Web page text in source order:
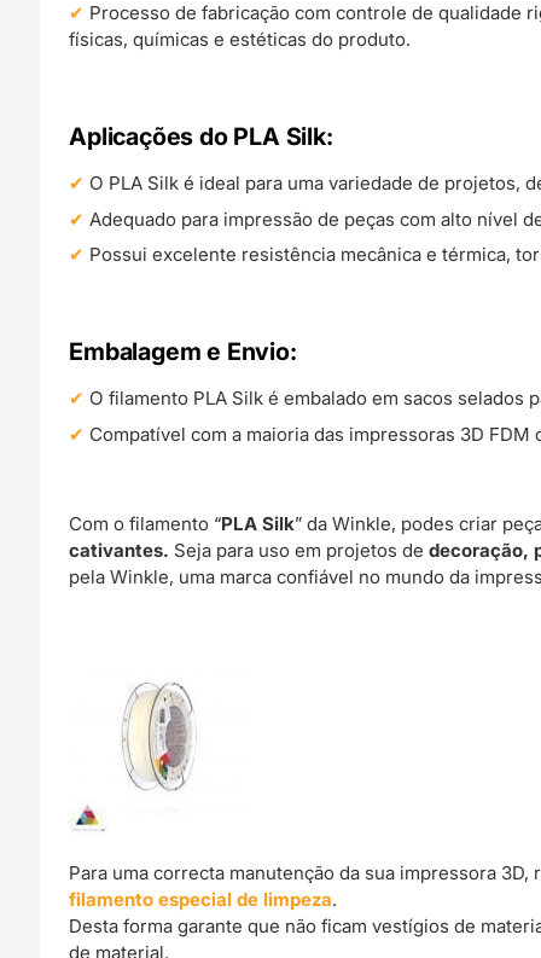
Processo de fabricação com controle de qualidade
físicas, químicas e estéticas do produto.
Aplicações do PLA Silk:
O PLA Silk é ideal para uma variedade de projetos,
Adequado para impressão de peças com alto nível
Possui excelente resistência mecânica e térmica,
Embalagem e Envio:
O filamento PLA Silk é embalado em sacos
Compatível com a maioria das impressoras 3D
Com o filamento “PLA Silk” da Winkle, podes criar
cativantes. Seja para uso em projetos dedecoração,
pela Winkle, uma marca confiável no mundo da
Para uma correcta manutenção da sua impressora
filamento especial de limpeza.
Desta forma garante que não ficam vestígios de
de material.